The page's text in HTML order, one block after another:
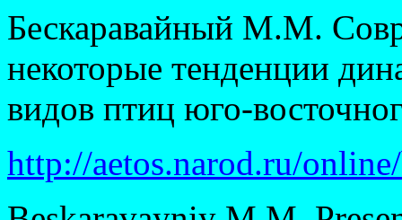
Бескаравайный М.М.
некоторые тенденции
видов птиц юго-
http://aetos.narod.ru/